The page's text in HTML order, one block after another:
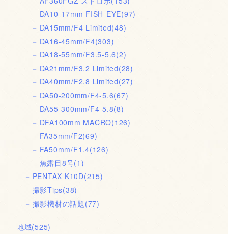
DA10-17mm FISH-EYE(97)
DA15mm/F4 Limited(48)
DA16-45mm/F4(303)
DA18-55mm/F3.5-5.6(2)
DA21mm/F3.2 Limited(28)
DA40mm/F2.8 Limited(27)
DA50-200mm/F4-5.6(67)
DA55-300mm/F4-5.8(8)
DFA100mm MACRO(126)
FA35mm/F2(69)
FA50mm/F1.4(126)
魚露目8号(1)
PENTAX K10D(215)
撮影Tips(38)
撮影機材の話題 (77)
地域(525)